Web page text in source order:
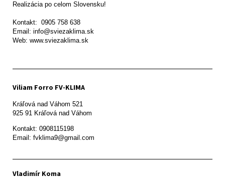
Realizácia po celom Slovensku!
Kontakt:  0905 758 638
Email: info@sviezaklima.sk
Web: www.sviezaklima.sk
Viliam Forro FV-KLIMA
Kráľová nad Váhom 521
Kontakt: 0908115198
Email: fvklima9@gmail.com
Vladimír Koma